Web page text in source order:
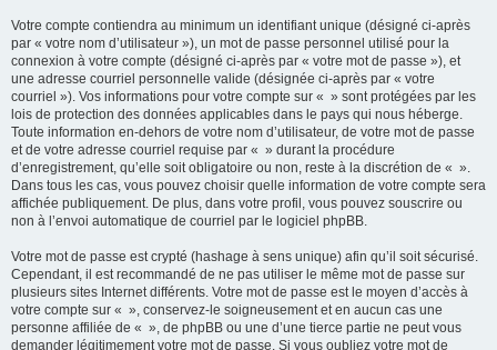
Votre compte contiendra au minimum un identifiant unique (désigné ci-après
par « votre nom d’utilisateur »), un mot de passe personnel utilisé pour la
connexion à votre compte (désigné ci-après par « votre mot de passe »), et
une adresse courriel personnelle valide (désignée ci-après par « votre
courriel »). Vos informations pour votre compte sur « » sont protégées par les
lois de protection des données applicables dans le pays qui nous héberge.
Toute information en-dehors de votre nom d’utilisateur, de votre mot de passe
et de votre adresse courriel requise par « » durant la procédure
d’enregistrement, qu’elle soit obligatoire ou non, reste à la discrétion de « ».
Dans tous les cas, vous pouvez choisir quelle information de votre compte sera
affichée publiquement. De plus, dans votre profil, vous pouvez souscrire ou
non à l’envoi automatique de courriel par le logiciel phpBB.
Votre mot de passe est crypté (hashage à sens unique) afin qu’il soit sécurisé.
Cependant, il est recommandé de ne pas utiliser le même mot de passe sur
plusieurs sites Internet différents. Votre mot de passe est le moyen d’accès à
votre compte sur « », conservez-le soigneusement et en aucun cas une
personne affiliée de « », de phpBB ou une d’une tierce partie ne peut vous
demander légitimement votre mot de passe. Si vous oubliez votre mot de